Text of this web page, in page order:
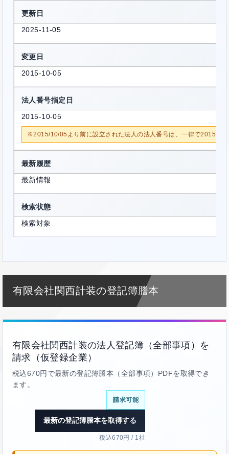
更新日
2025-11-05
変更日
2015-10-05
法人番号指定日
2015-10-05
※2015/10/05より前に設立された法人の法人番号は、一律で2015/10/
最新履歴
最新情報
検索状態
検索対象
有限会社関西計装の登記簿謄本
有限会社関西計装の法人登記簿（全部事項）を
請求（仮登録企業）
税込670円で最新の登記簿謄本（全部事項）PDFを取得でき
ます。
請求可能
最新の登記簿謄本を取得する
税込670円 / 1社